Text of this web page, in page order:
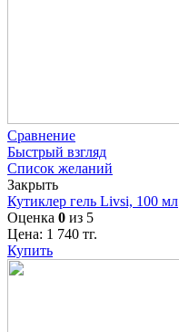
Сравнение
Быстрый взгляд
Список желаний
Закрыть
Кутиклер гель Livsi, 100 мл
Оценка 0 из 5
Цена: 1 740 тг.
Купить